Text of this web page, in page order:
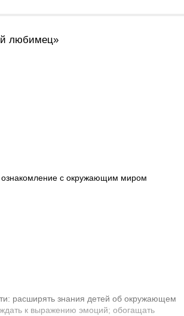
любимец»
ознакомление с окружающим миром
расширять знания детей об окружающем
к выражению эмоций; обогащать